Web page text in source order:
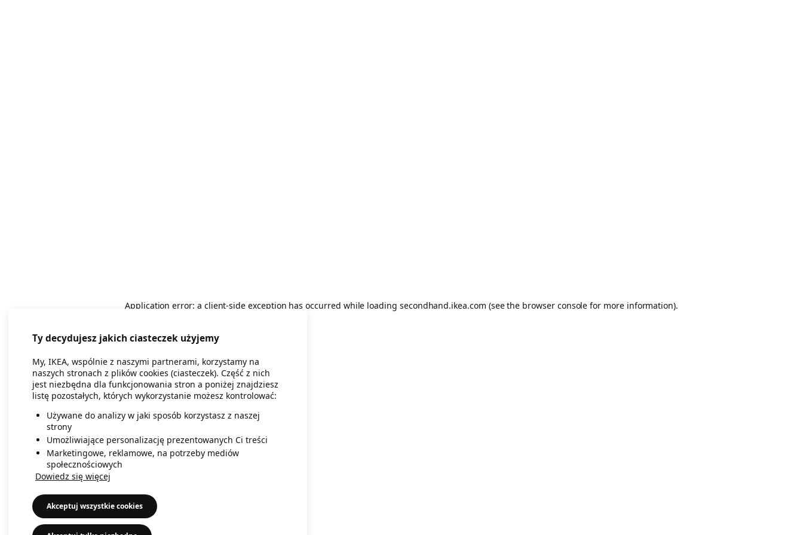
Application error: a client-side exception has occurred while loading secondhand.ikea.com (see the browser console for more information).
Ty decydujesz jakich ciasteczek użyjemy
My, IKEA, wspólnie z naszymi partnerami, korzystamy na
naszych stronach z plików cookies (ciasteczek). Część z nich
jest niezbędna dla funkcjonowania stron a poniżej znajdziesz
listę pozostałych, których wykorzystanie możesz kontrolować:
Używane do analizy w jaki sposób korzystasz z naszej
strony
Umożliwiające personalizację prezentowanych Ci treści
Marketingowe, reklamowe, na potrzeby mediów
społecznościowych
Dowiedz się więcej
Akceptuj wszystkie cookies